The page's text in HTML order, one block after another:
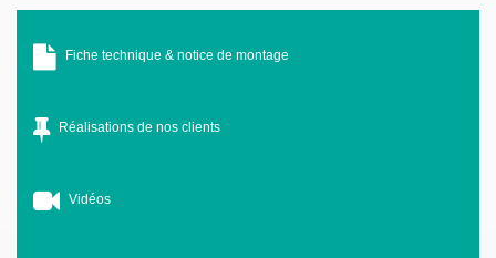
Fiche technique & notice de montage
Réalisations de nos clients
Vidéos